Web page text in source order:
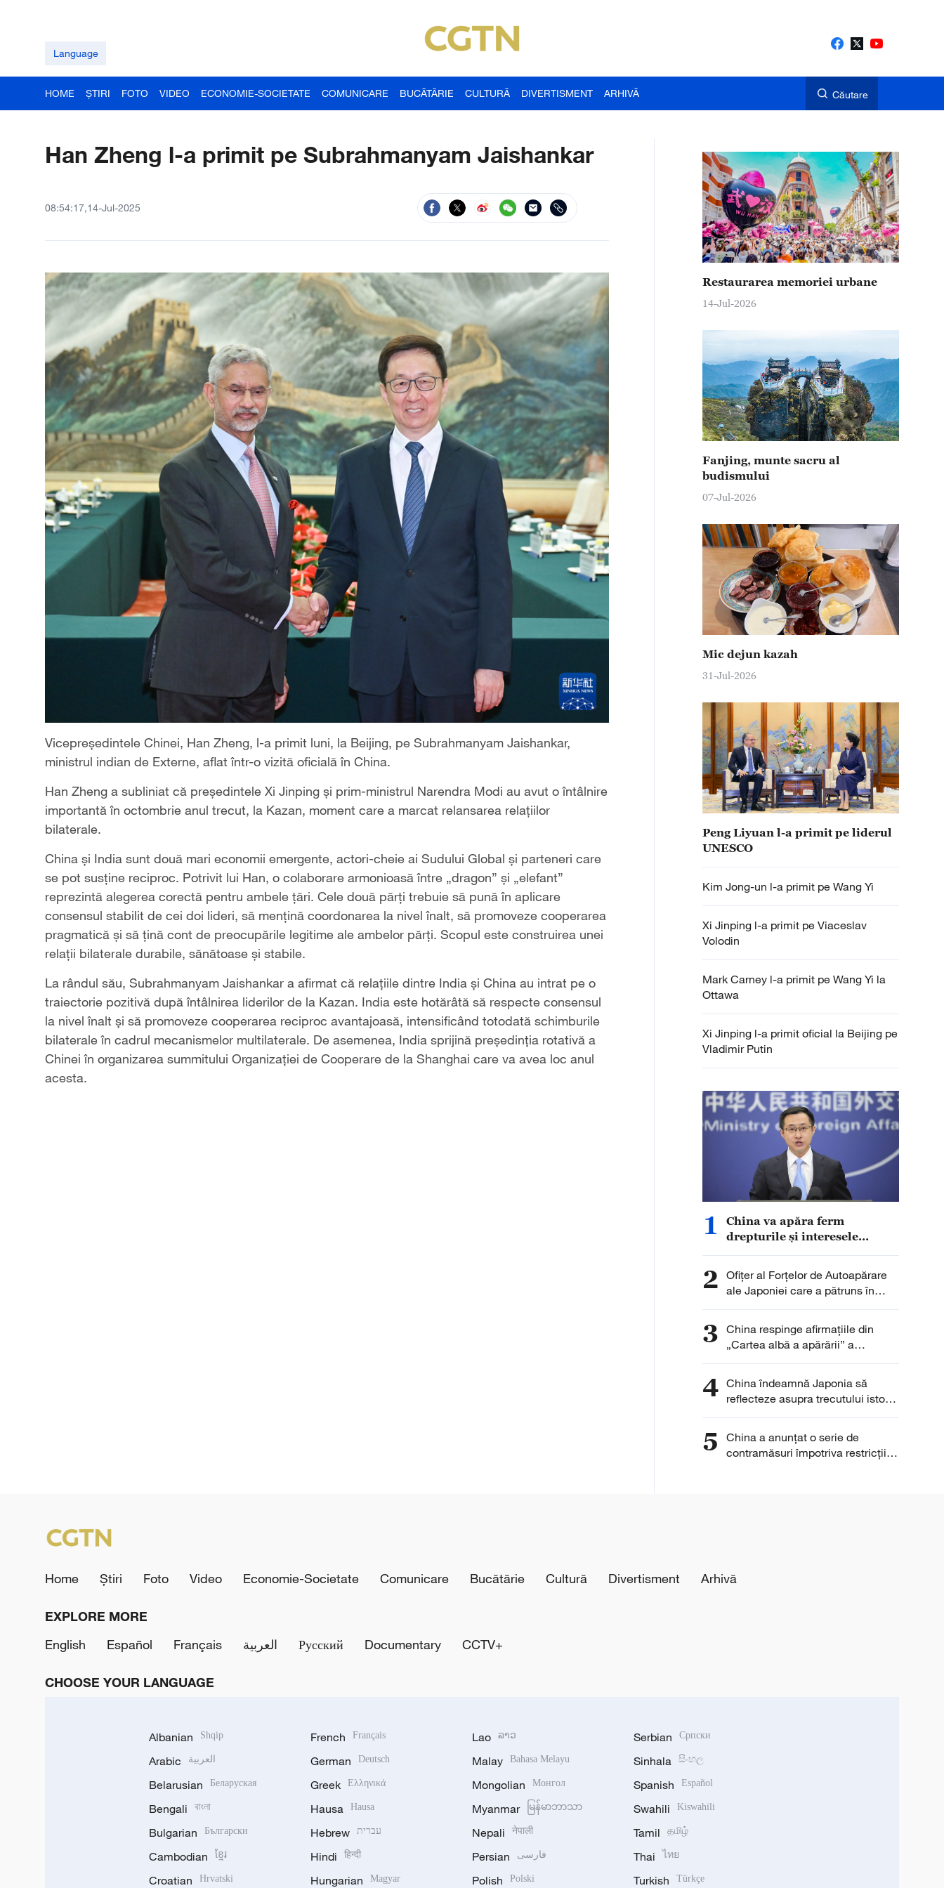
Language
HOME ȘTIRI FOTO VIDEO ECONOMIE-SOCIETATE COMUNICARE BUCĂTĂRIE CULTURĂ DIVERTISMENT ARHIVĂ Căutare
Han Zheng l-a primit pe Subrahmanyam Jaishankar
08:54:17,14-Jul-2025
Vicepreședintele Chinei, Han Zheng, l-a primit luni, la Beijing, pe Subrahmanyam Jaishankar,
ministrul indian de Externe, aflat într-o vizită oficială în China.
Han Zheng a subliniat că președintele Xi Jinping și prim-ministrul Narendra Modi au avut o întâlnire
importantă în octombrie anul trecut, la Kazan, moment care a marcat relansarea relațiilor
bilaterale.
China și India sunt două mari economii emergente, actori-cheie ai Sudului Global și parteneri care
se pot susține reciproc. Potrivit lui Han, o colaborare armonioasă între „dragon” și „elefant”
reprezintă alegerea corectă pentru ambele țări. Cele două părți trebuie să pună în aplicare
consensul stabilit de cei doi lideri, să mențină coordonarea la nivel înalt, să promoveze cooperarea
pragmatică și să țină cont de preocupările legitime ale ambelor părți. Scopul este construirea unei
relații bilaterale durabile, sănătoase și stabile.
La rândul său, Subrahmanyam Jaishankar a afirmat că relațiile dintre India și China au intrat pe o
traiectorie pozitivă după întâlnirea liderilor de la Kazan. India este hotărâtă să respecte consensul
la nivel înalt și să promoveze cooperarea reciproc avantajoasă, intensificând totodată schimburile
bilaterale în cadrul mecanismelor multilaterale. De asemenea, India sprijină președinția rotativă a
Chinei în organizarea summitului Organizației de Cooperare de la Shanghai care va avea loc anul
acesta.
Restaurarea memoriei urbane
14-Jul-2026
Fanjing, munte sacru al
budismului
07-Jul-2026
Mic dejun kazah
31-Jul-2026
Peng Liyuan l-a primit pe liderul
UNESCO
Kim Jong-un l-a primit pe Wang Yi
Xi Jinping l-a primit pe Viaceslav
Volodin
Mark Carney l-a primit pe Wang Yi la
Ottawa
Xi Jinping l-a primit oficial la Beijing pe
Vladimir Putin
1
China va apăra ferm
drepturile și interesele
2 Ofițer al Forțelor de Autoapărare
ale Japoniei care a pătruns în
Ambasada Chinei la Tokyo și-a
3 China respinge afirmațiile din
„Cartea albă a apărării” a
Japoniei
4 China îndeamnă Japonia să
reflecteze asupra trecutului istoric
și să învețe lecțiile istoriei
5
China a anunţat o serie de
contramăsuri împotriva restricţiilor
Home Știri Foto Video Economie-Societate Comunicare Bucătărie Cultură Divertisment Arhivă
EXPLORE MORE
English
Español Français العربية Русский Documentary CCTV+
CHOOSE YOUR LANGUAGE
Albanian Shqip
Arabic العربية
Belarusian Беларуская
Bengali বাংলা
Bulgarian Български
Cambodian ខ្មែរ
Croatian Hrvatski
French Français
German Deutsch
Greek Ελληνικά
Hausa Hausa
Hebrew עברית
Hindi हिन्दी
Hungarian Magyar
Lao ລາວ
Malay Bahasa Melayu
Mongolian Монгол
Myanmar မြန်မာဘာသာ
Nepali नेपाली
Persian فارسی
Polish Polski
Serbian Српски
Sinhala සිංහල
Spanish Español
Swahili Kiswahili
Tamil தமிழ்
Thai ไทย
Turkish Türkçe